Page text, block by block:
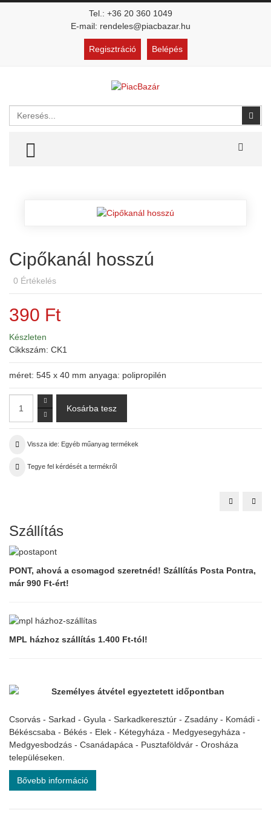
Tel.: +36 20 360 1049
E-mail: rendeles@piacbazar.hu
Regisztráció Belépés
Keresés
TOGGLE MENU
Cipőkanál hosszú
0 Értékelés
390 Ft
Készleten
Cikkszám: CK1
méret: 545 x 40 mm anyaga: polipropilén
Vissza ide: Egyéb műanyag termékek
Tegye fel kérdését a termékről
Zsámoly
Szállítás
PONT, ahová a csomagod szeretnéd! Szállítás Posta Pontra,
már 990 Ft-ért!
MPL házhoz szállítás 1.400 Ft-tól!
Személyes átvétel egyeztetett időpontban
Csorvás - Sarkad - Gyula - Sarkadkeresztúr - Zsadány - Komádi -
Békéscsaba - Békés - Elek - Kétegyháza - Medgyesegyháza -
Medgyesbodzás - Csanádapáca - Pusztaföldvár - Orosháza
településeken.
Bővebb információ